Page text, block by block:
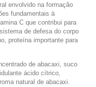
envolvido na formação
fundamentais à
C que contribui para
de defesa do corpo
proteína importante para
de abacaxi, suco
ácido cítrico,
natural de abacaxi.